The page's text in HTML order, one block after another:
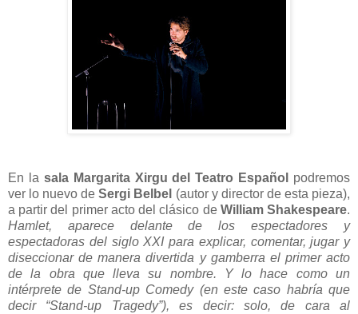
En la sala Margarita Xirgu del Teatro Español
podremos
ver lo nuevo deSergi Belbel (autor y director de esta pieza),
a partir del primer acto del clásico de William Shakespeare.
Hamlet, aparece delante de los espectadores y
espectadoras del siglo XXI para explicar, comentar, jugar y
diseccionar de manera divertida y gamberra el primer acto
de la obra que lleva su nombre. Y lo hace como un
intérprete de Stand-up Comedy (en este caso habría que
decir “Stand-up Tragedy”), es decir: solo, de cara al